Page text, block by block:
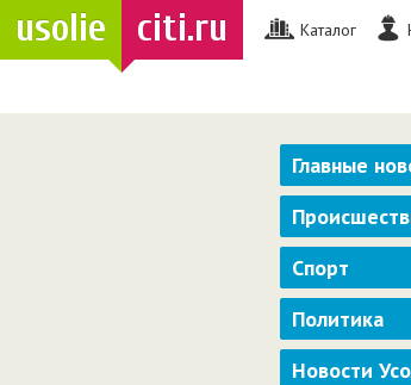
usolie citi.ru Каталог
Главные
Спорт
Политика
Новости